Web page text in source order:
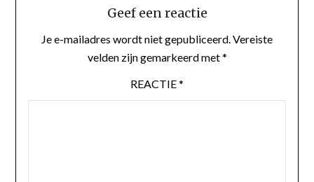
Geef een reactie
Je e-mailadres wordt niet gepubliceerd. Vereiste
velden zijn gemarkeerd met*
REACTIE*